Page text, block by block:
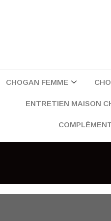
CHOGAN FEMME
ENTRETIEN MAISON